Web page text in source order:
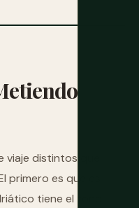
distintos que
es que es
tiene el tono